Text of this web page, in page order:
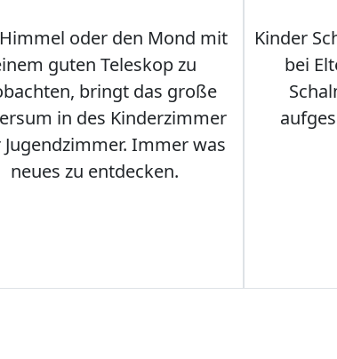
oder den Mond mit
guten Teleskop zu
bringt das große
in des Kinderzimmer
Jugendzimmer. Immer was
neues zu entdecken.
Kinder
bei